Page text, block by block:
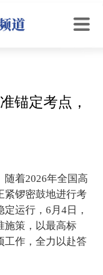
锚定考点，
随着2026年全国高
紧锣密鼓地进行考
运行，6月4日，
施策，以最高标
工作，全力以赴答